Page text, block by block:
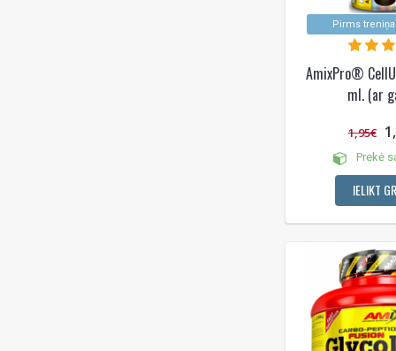
Pirms
AmixPro®
ml. (ar
1,95€
Prekė
IELIKT